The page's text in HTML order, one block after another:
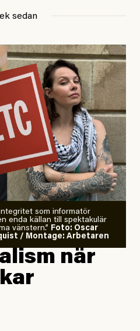
sedan
som informatör
enda källan till spektakulär
vänstern.” Foto: Oscar
/ Montage: Arbetaren
när